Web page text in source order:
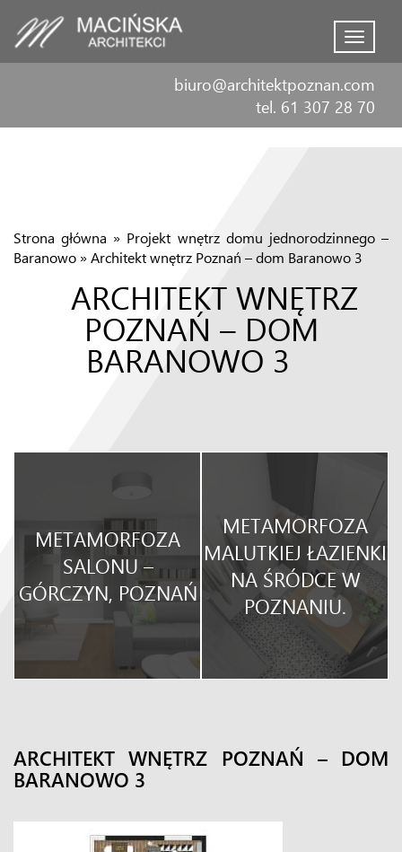
Menu
biuro@architektpoznan.com
tel. 61 307 28 70
Strona główna » Projekt wnętrz domu jednorodzinnego –
Baranowo »Architekt wnętrz Poznań – dom Baranowo 3
ARCHITEKT WNĘTRZ
POZNAŃ – DOM
BARANOWO 3
METAMORFOZA
SALONU –
GÓRCZYN, POZNAŃ
METAMORFOZA
MALUTKIEJ ŁAZIENKI
NA ŚRÓDCE W
POZNANIU.
ARCHITEKT WNĘTRZ POZNAŃ – DOM
BARANOWO 3